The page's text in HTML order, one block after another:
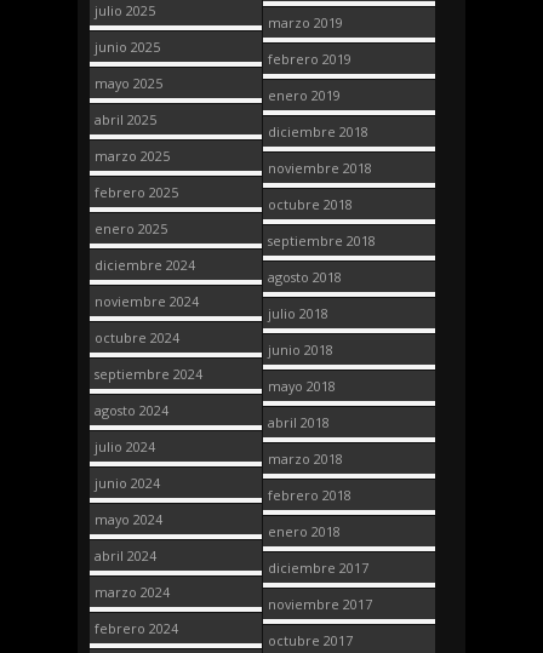
julio 2025
junio 2025
mayo 2025
abril 2025
marzo 2025
febrero 2025
enero 2025
diciembre 2024
noviembre 2024
octubre 2024
septiembre 2024
agosto 2024
julio 2024
junio 2024
mayo 2024
abril 2024
marzo 2024
febrero 2024
marzo 2019
febrero 2019
enero 2019
diciembre 2018
noviembre 2018
octubre 2018
septiembre 2018
agosto 2018
julio 2018
junio 2018
mayo 2018
abril 2018
marzo 2018
febrero 2018
enero 2018
diciembre 2017
noviembre 2017
octubre 2017